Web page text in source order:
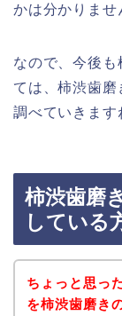
かは分かりませ
なので、今後も
ては、柿渋歯磨
調べていきます
柿渋歯磨
している
ちょっと思っ
を柿渋歯磨き